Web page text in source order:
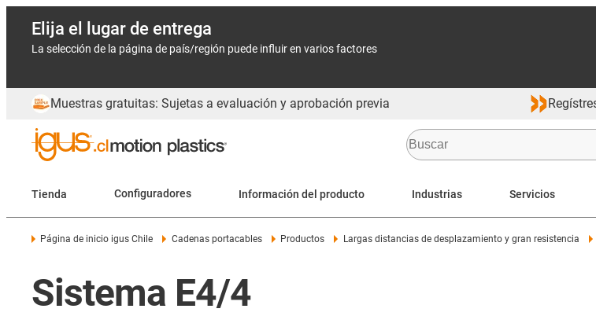
Elija el lugar de entrega
La selección de la página de país/región puede influir en varios factores
Muestras gratuitas: Sujetas a evaluación y aprobación previa
Tienda Configuradores Información del producto Industrias Servicios
Página de inicio igus Chile Cadenas portacables Productos Largas distancias de desplazamiento y gran resistencia
Sistema E4/4